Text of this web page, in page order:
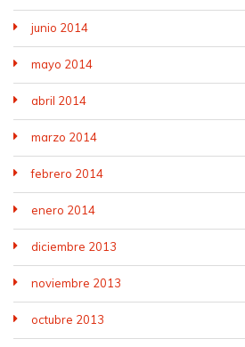
junio 2014
mayo 2014
abril 2014
marzo 2014
febrero 2014
enero 2014
diciembre 2013
noviembre 2013
octubre 2013